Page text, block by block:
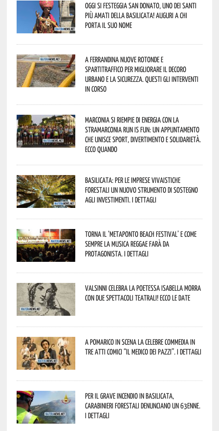
Oggi si festeggia San Donato, uno dei Santi
più amati della Basilicata! Auguri a chi
porta il suo nome
A Ferrandina nuove rotonde e
spartitraffico per migliorare il decoro
urbano e la sicurezza. Questi gli interventi
in corso
Marconia si riempie di energia con la
StraMarconia Run is Fun: un appuntamento
che unisce sport, divertimento e solidarietà.
Ecco quando
Basilicata: per le imprese vivaistiche
forestali un nuovo strumento di sostegno
agli investimenti. I dettagli
Torna il ‘Metaponto beach festival’ e come
sempre la musica reggae farà da
protagonista. I dettagli
Valsinni celebra la poetessa Isabella Morra
con due spettacoli teatrali! Ecco le date
A Pomarico in scena la celebre commedia in
tre atti comici “Il medico dei pazzi”. I dettagli
Per il grave incendio in Basilicata,
Carabinieri forestali denunciano un 63enne.
I dettagli